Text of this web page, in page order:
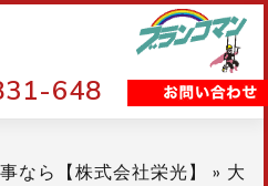
648
なら【株式会社栄光】 » 大